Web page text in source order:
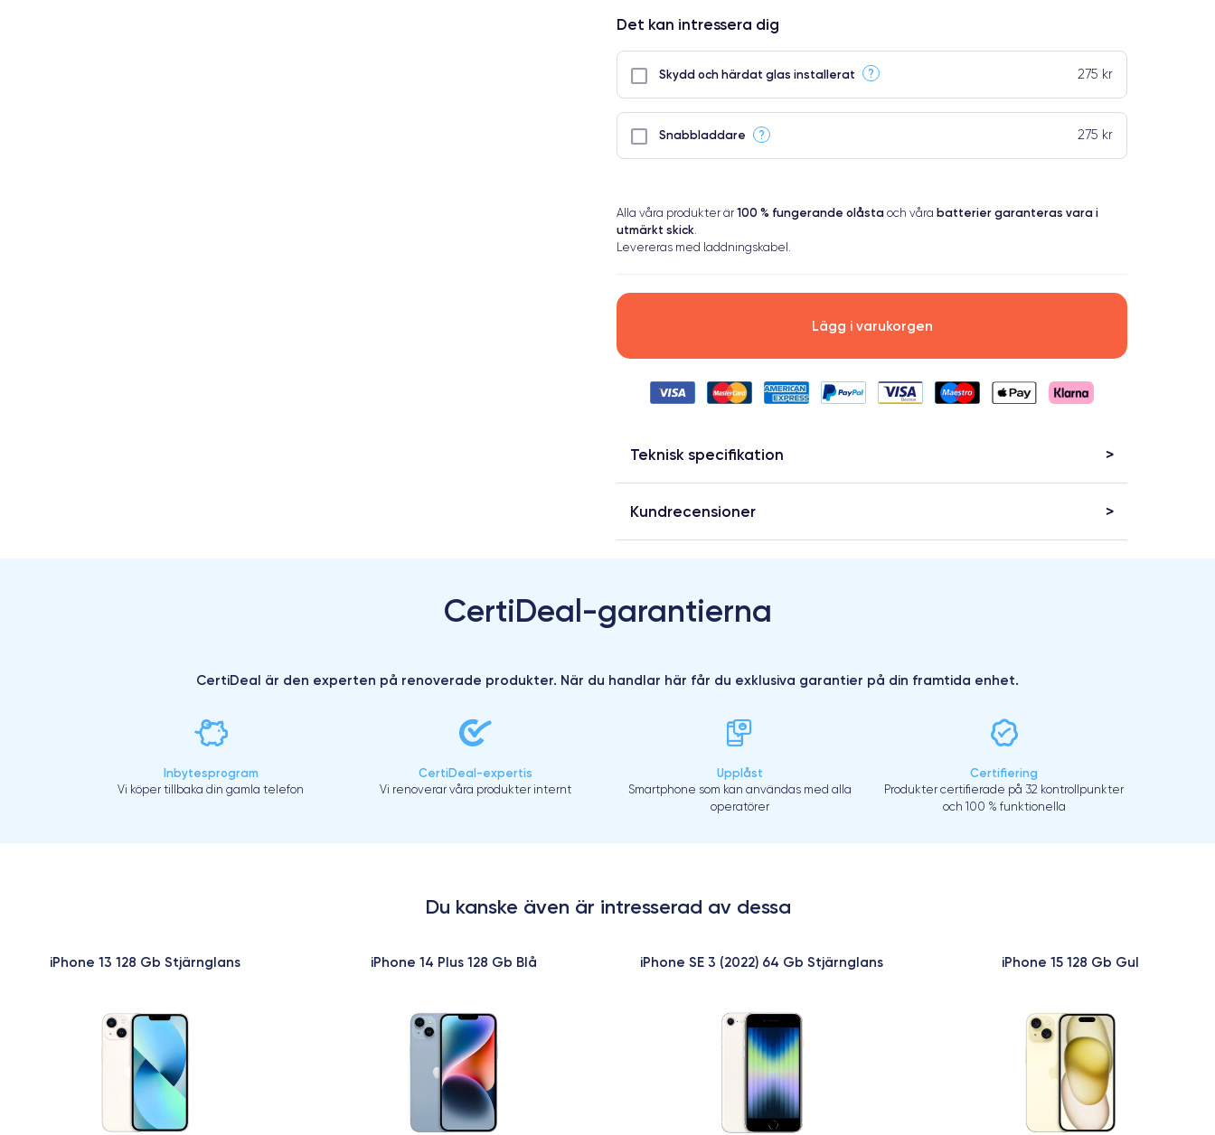
Det kan intressera dig
Skydd och härdat glas installerat ? 275 kr
Snabbladdare ? 275 kr
Alla våra produkter är 100 % fungerande olåsta och våra batterier garanteras vara i
utmärkt skick.
Levereras med laddningskabel.
Lägg i varukorgen
Teknisk specifikation
Kundrecensioner
CertiDeal-garantierna
CertiDeal är den experten på renoverade produkter. När du handlar här får du exklusiva garantier på din framtida enhet.
Inbytesprogram
Vi köper tillbaka din gamla telefon
CertiDeal-expertis
Vi renoverar våra produkter internt
Upplåst
Smartphone som kan användas med alla
operatörer
Certifiering
Produkter certifierade på 32 kontrollpunkter
och 100 % funktionella
Du kanske även är intresserad av dessa
iPhone 13 128 Gb Stjärnglans iPhone 14 Plus 128 Gb Blå iPhone SE 3 (2022) 64 Gb Stjärnglans iPhone 15 128 Gb Gul